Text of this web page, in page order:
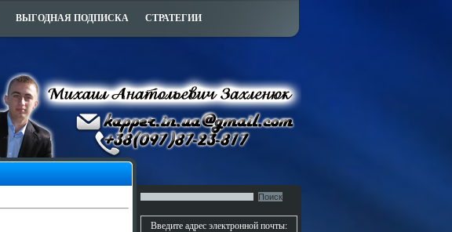
ВЫГОДНАЯ ПОДПИСКА СТРАТЕГИИ
Введите адрес электронной почты: